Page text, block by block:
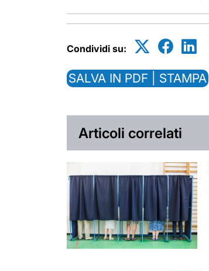
Condividi su:
SALVA IN PDF | STAMPA
Articoli correlati